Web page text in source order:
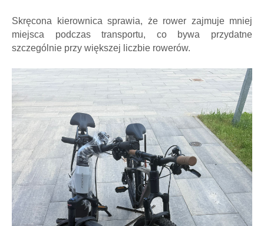
Skręcona kierownica sprawia, że rower zajmuje mniej
miejsca podczas transportu, co bywa przydatne
szczególnie przy większej liczbie rowerów.